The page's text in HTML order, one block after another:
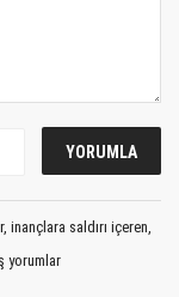
inançlara saldırı içeren,
yorumlar